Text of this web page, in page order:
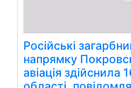
Російські
напрямку
авіація здійснила